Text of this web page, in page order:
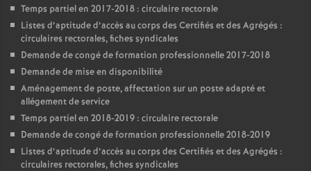
Temps partiel en 2017-2018 : circulaire rectorale
Listes d’aptitude d’accès au corps des Certifiés et des Agrégés :
circulaires rectorales, fiches syndicales
Demande de congé de formation professionnelle 2017-2018
Demande de mise en disponibilité
Aménagement de poste, affectation sur un poste adapté et
allégement de service
Temps partiel en 2018-2019 : circulaire rectorale
Demande de congé de formation professionnelle 2018-2019
Listes d’aptitude d’accès au corps des Certifiés et des Agrégés :
circulaires rectorales, fiches syndicales